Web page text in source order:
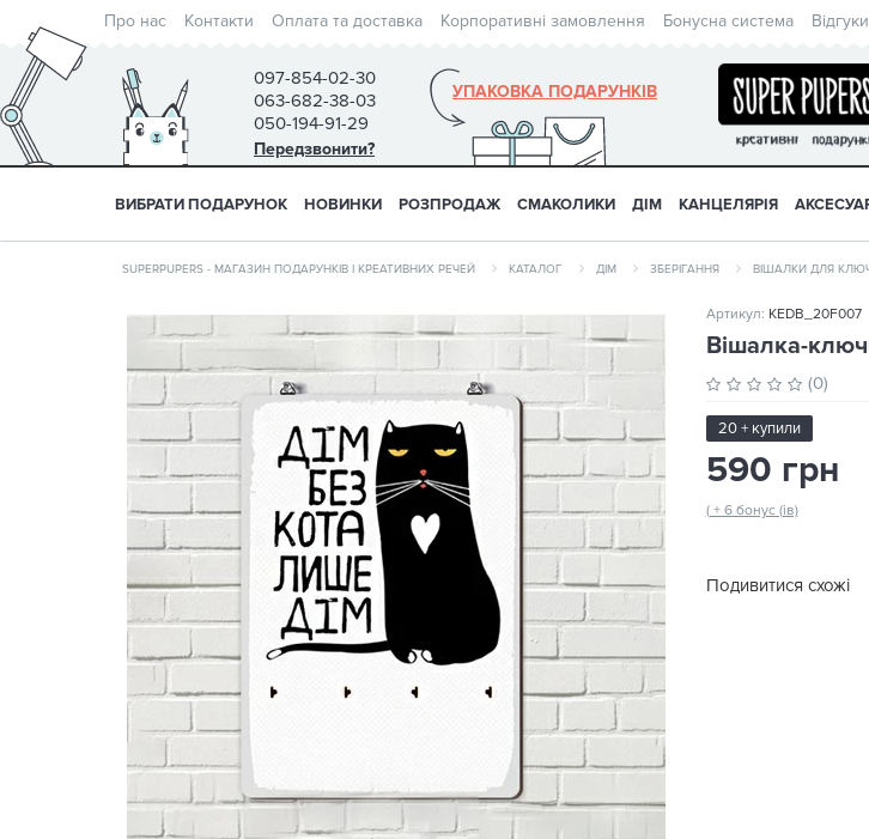
Про нас Контакти Оплата та доставка Корпоративні замовлення Бонусна система Відгуки
097-854-02-30
063-682-38-03
050-194-91-29
Передзвонити?
УПАКОВКА ПОДАРУНКІВ
ВИБРАТИ ПОДАРУНОК НОВИНКИ РОЗПРОДАЖ СМАКОЛИКИ ДІМ КАНЦЕЛЯРІЯ
SUPERPUPERS - МАГАЗИН ПОДАРУНКІВ І КРЕАТИВНИХ РЕЧЕЙ КАТАЛОГ ДІМ ЗБЕРІГАННЯ ВІШАЛКИ ДЛЯ
Артикул: KEDB_20F007
Вішалка-
(0)
20 + купили
590 грн
( + 6 бонус (ів)
Подивитися схожі